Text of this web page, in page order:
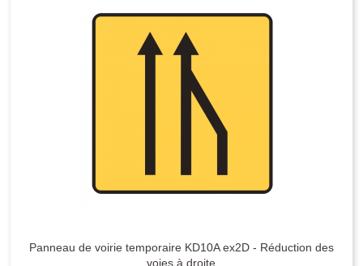
Panneau de voirie temporaire KD10A ex2D - Réduction des
voies à droite